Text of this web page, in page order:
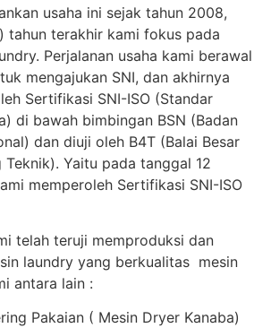
usaha ini sejak tahun 2008,
tahun terakhir kami fokus pada
Perjalanan usaha kami berawal
mengajukan SNI, dan akhirnya
Sertifikasi SNI-ISO (Standar
di bawah bimbingan BSN (Badan
dan diuji oleh B4T (Balai Besar
Teknik). Yaitu pada tanggal 12
memperoleh Sertifikasi SNI-ISO
telah teruji memproduksi dan
laundry yang berkualitas mesin
antara lain :
Pakaian ( Mesin Dryer Kanaba)